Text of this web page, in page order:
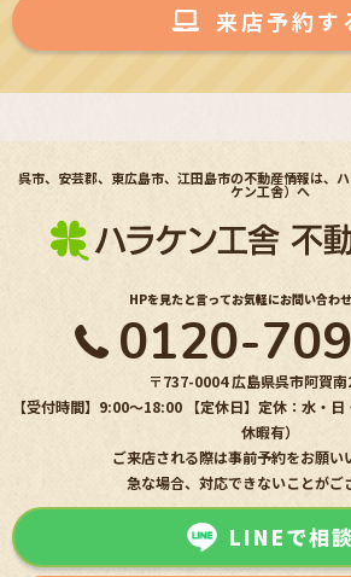
来店予約す
呉市、安芸郡、東広島市、江田島市の不動産情報は、
ケン工舎）へ
HPを見たと言ってお気軽にお問い合わせ
0120-
〒737-0004 広島県呉市阿賀
【受付時間】9:00〜18:00 【定休日】定休：水・
休暇有）
ご来店される際は事前予約をお願い
急な場合、対応できないことがご
LINEで相談